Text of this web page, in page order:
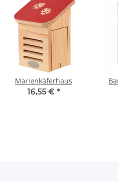
Marienkäferhaus
16,55 € *